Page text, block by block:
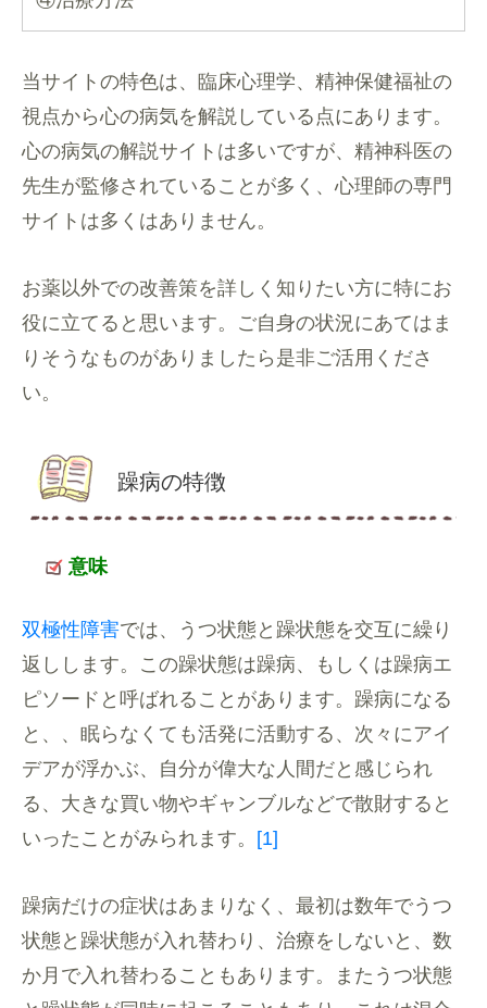
当サイトの特色は、臨床心理学、精神保健福祉の
視点から心の病気を解説している点にあります。
心の病気の解説サイトは多いですが、精神科医の
先生が監修されていることが多く、心理師の専門
サイトは多くはありません。
お薬以外での改善策を詳しく知りたい方に特にお
役に立てると思います。ご自身の状況にあてはま
りそうなものがありましたら是非ご活用くださ
い。
躁病の特徴
意味
双極性障害では、うつ状態と躁状態を交互に繰り
返しします。この躁状態は躁病、もしくは躁病エ
ピソードと呼ばれることがあります。躁病になる
と、、眠らなくても活発に活動する、次々にアイ
デアが浮かぶ、自分が偉大な人間だと感じられ
る、大きな買い物やギャンブルなどで散財すると
いったことがみられます。 [1]
躁病だけの症状はあまりなく、最初は数年でうつ
状態と躁状態が入れ替わり、治療をしないと、数
か月で入れ替わることもあります。またうつ状態